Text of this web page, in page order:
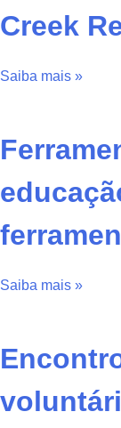
Creek
Saiba mais »
Saiba mais »